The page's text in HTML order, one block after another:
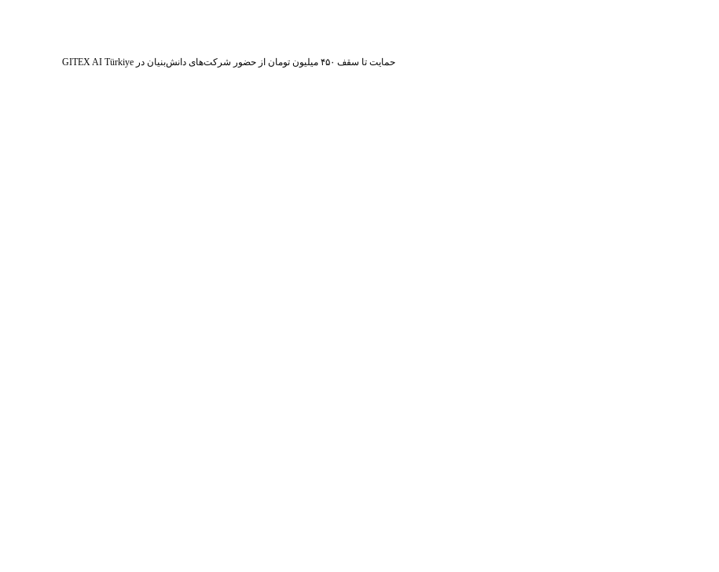
حمایت تا سقف ۴۵۰ میلیون تومان از حضور شرکت‌های دانش‌بنیان در GITEX AI Türkiye